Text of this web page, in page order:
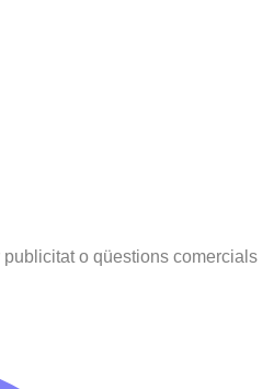
o qüestions comercials